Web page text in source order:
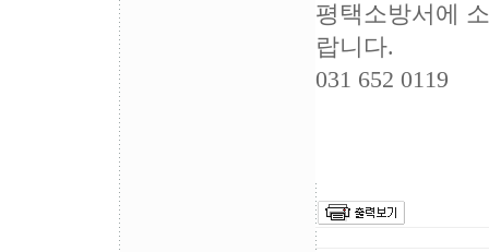
평택소방서에
랍니다.
031 652 0119